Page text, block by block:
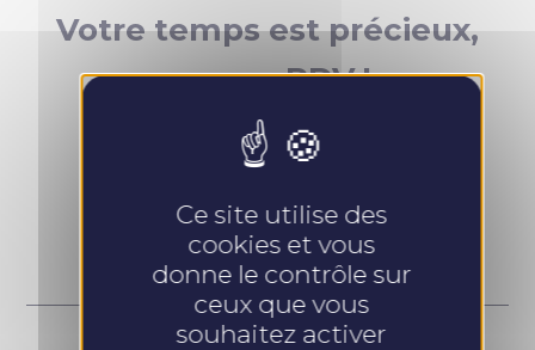
Votre temps est précieux,
prenez RDV !
Ce site utilise des
cookies et vous
donne le contrôle sur
ceux que vous
souhaitez activer